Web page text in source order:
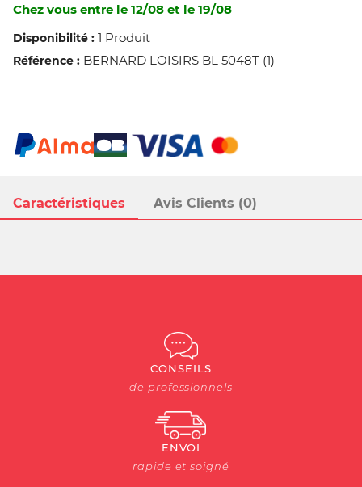
Caractéristiques Avis Clients (0)
Chez vous entre le 12/08 et le 19/08
Disponibilité : 1 Produit
Référence : BERNARD LOISIRS BL 5048T (1)
CONSEILS
de professionnels
ENVOI
rapide et soigné